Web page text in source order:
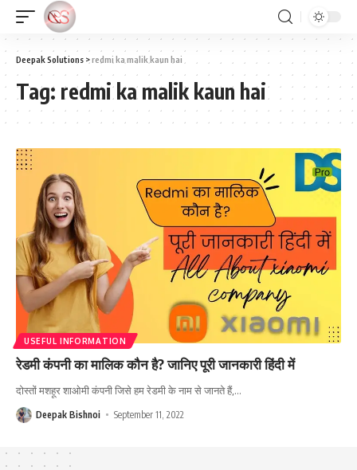
Deepak Solutions >redmi ka malik kaun hai
Tag: redmi ka malik kaun hai
USEFUL INFORMATION
रेडमी कंपनी का मालिक कौन है? जानिए पूरी जानकारी हिंदी में
दोस्तों मशहूर शाओमी कंपनी जिसे हम रेडमी के नाम से जानते हैं,…
Deepak Bishnoi September 11, 2022